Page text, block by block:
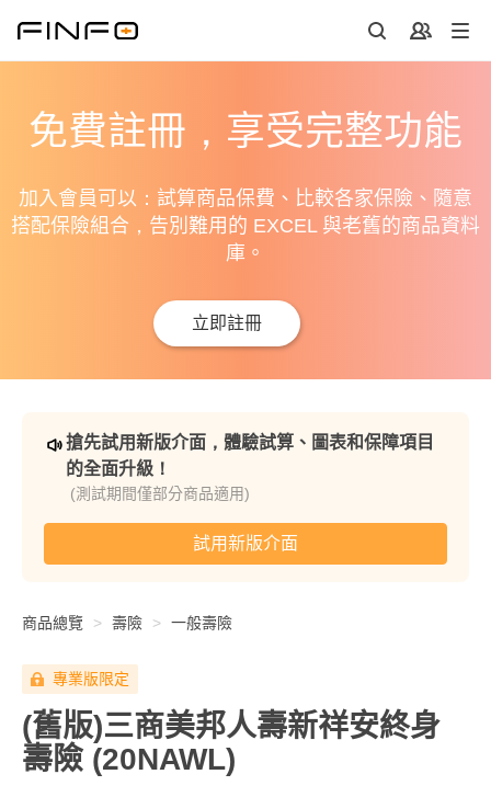
免費註冊，享受完整功能
加入會員可以：試算商品保費、比較各家保險、隨意
搭配保險組合，告別難用的 EXCEL 與老舊的商品資料
庫。
立即註冊
搶先試用新版介面，體驗試算、圖表和保障項目
的全面升級！
(測試期間僅部分商品適用)
試用新版介面
商品總覽 壽險 一般壽險
專業版限定
(舊版)三商美邦人壽新祥安終身
壽險 (20NAWL)